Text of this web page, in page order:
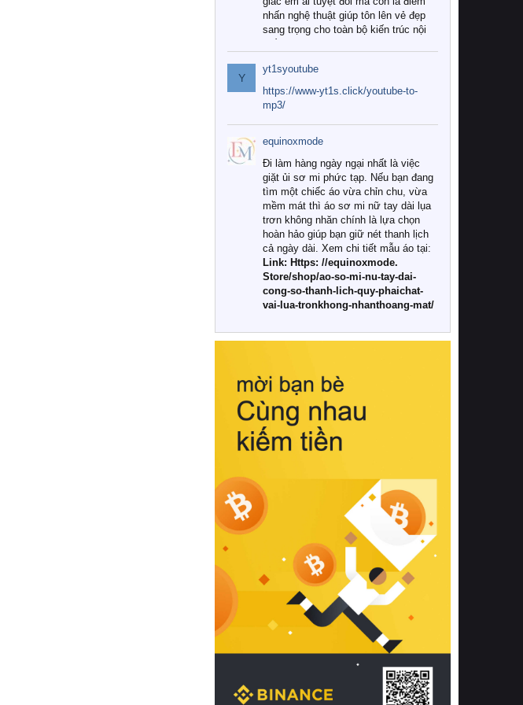
nhấn nghệ thuật giúp tôn lên vẻ đẹp
sang trọng cho toàn bộ kiến trúc nội
Tuy nhiên, giữa thị trường đa dạng
với vô vàn thương hiệu và mẫu mã
như hiện nay, làm thế nào để chọn
được những bộ chăn ga gối đệm cao
cấp thực sự chất lượng, phù hợp với
khí hậu và nhu cầu sử dụng của gia
đình? Hãy cùng chúng tôi đi tìm lời
giải đáp chi tiết qua bài viết dưới đây.
1. Tại sao các gia đình hiện đại lại ưa
chuộng chăn ga gối đệm cao cấp?
Khác với các dòng sản phẩm thông
thường, những bộ chăn ga gối đệm
cao cấp trải qua quy trình sản xuất
nghiêm ngặt từ khâu chọn lọc nguyên
liệu tự nhiên đến công nghệ dệt
nhuộm hiện đại không chứa hóa chất
này, bạn sẽ cảm nhận rõ rệt sự khác
hồi chuẩn xác của phần đệm nâng đỡ
cột sống.
Bên cạnh đó, việc lựa chọn các dòng
sản phẩm đạt chuẩn chất lượng quốc
tế còn giúp ngăn ngừa tình trạng kích
khuẩn và nấm mốc trong điều kiện
thời tiết nóng ẩm. Bạn có thể tìm hiểu
thêm các nghiên cứu khoa học về tác
động của giấc ngủ và môi trường
phòng ngủ đối với sức khỏe con
người tại Sleep Foundation (External
Link) để có cái nhìn toàn diện hơn.
2. Các tiêu chí vàng khi lựa chọn
chăn ga gối đệm cao cấp cho phòng
ngủ
Để sở hữu một bộ chăn ga gối đệm
cao cấp hoàn hảo cả về thẩm mỹ lẫn
công năng, người tiêu dùng cần cân
nhắc kỹ lưỡng các tiêu chí quan trọng
Y
yt1syoutube
https://www-yt1s.click/youtube-to-
mp3/
equinoxmode
Đi làm hàng ngày ngại nhất là việc
giặt ủi sơ mi phức tạp. Nếu bạn đang
tìm một chiếc áo vừa chỉn chu, vừa
mềm mát thì áo sơ mi nữ tay dài lụa
trơn không nhăn chính là lựa chọn
hoàn hảo giúp bạn giữ nét thanh lịch
cả ngày dài. Xem chi tiết mẫu áo tại:
Link: Https: //equinoxmode.
Store/shop/ao-so-mi-nu-tay-dai-
cong-so-thanh-lich-quy-phaichat-
vai-lua-tronkhong-nhanthoang-mat/